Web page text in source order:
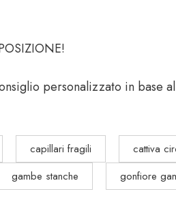
personalizzato in base
capillari fragili cattiva
gambe stanche gonfiore